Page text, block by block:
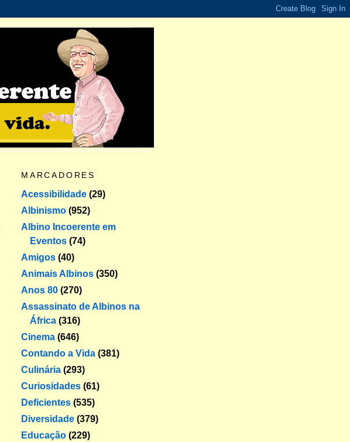
MARCADORES
Acessibilidade (29)
Albinismo (952)
Albino Incoerente em
Eventos (74)
Amigos (40)
Animais Albinos (350)
Anos 80 (270)
Assassinato de Albinos na
África (316)
Cinema (646)
Contando a Vida (381)
Culinária (293)
Curiosidades (61)
Deficientes (535)
Diversidade (379)
Educação (229)